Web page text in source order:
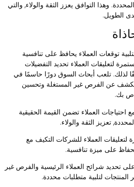
وهذا التوافق يعزز الثقة والولاء, والتي
الطويل.
توقعات العملاء يحافظ على تنافسية
لتعليقات العملاء تحديد التفضيلات
تلعب أبحاث السوق دورًا حاسمًا في
عن الفرص غير المستغلة وتحسين
بك.
العملاء تضمن القيمة الحقيقية
تعزيز الثقة والولاء.
العملاء للشركات التكيف مع
على ميزة تنافسية.
شرائح العملاء الرئيسية والفرص غير
لتلبية متطلبات محددة.